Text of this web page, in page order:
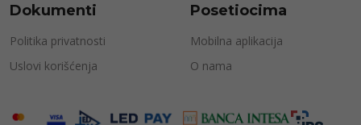
Dokumenti
Politika privatnosti
Uslovi korišćenja
Posetiocima
Mobilna aplikacija
O nama